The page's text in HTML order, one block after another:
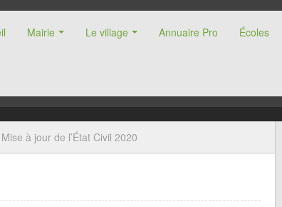
Mairie Le village Annuaire Pro Écoles
Mise à jour de l’État Civil 2020